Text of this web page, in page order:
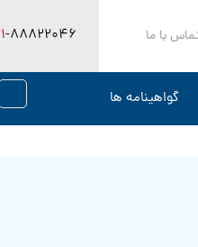
با ما -88822046
گواهینامه ها